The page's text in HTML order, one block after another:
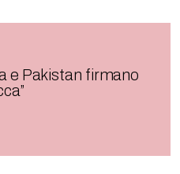
e Pakistan firmano